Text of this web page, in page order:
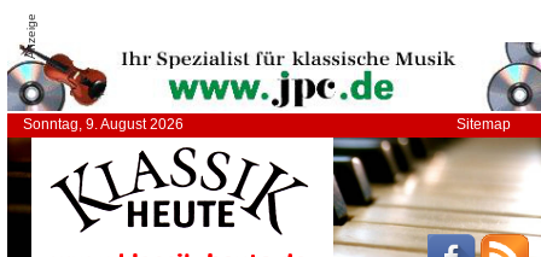
Anzeige
Sonntag, 9. August 2026 Sitemap